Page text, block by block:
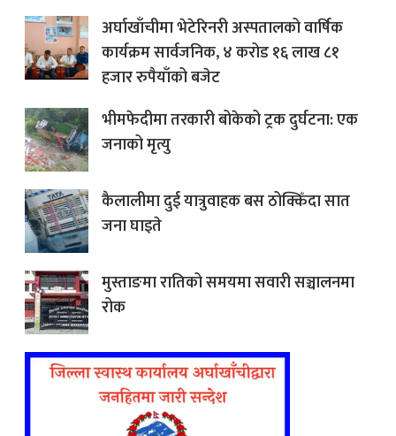
अर्घाखाँचीमा भेटेरिनरी अस्पतालको वार्षिक
कार्यक्रम सार्वजनिक, ४ करोड १६ लाख ८१
हजार रुपैयाँको बजेट
भीमफेदीमा तरकारी बोकेको ट्रक दुर्घटना: एक
जनाको मृत्यु
कैलालीमा दुई यात्रुवाहक बस ठोक्किँदा सात
जना घाइते
मुस्ताङमा रातिको समयमा सवारी सञ्चालनमा
रोक